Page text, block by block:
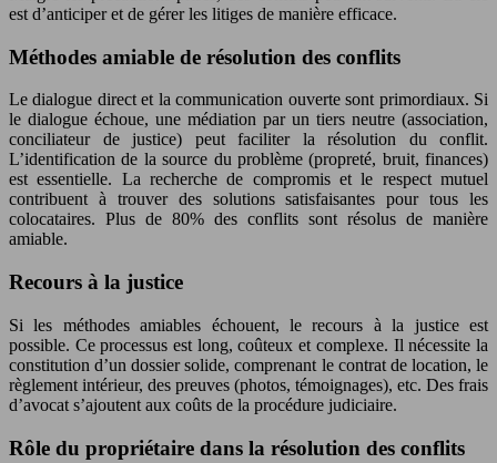
est d’anticiper et de gérer les litiges de manière efficace.
Méthodes amiable de résolution des conflits
Le dialogue direct et la communication ouverte sont primordiaux. Si
le dialogue échoue, une médiation par un tiers neutre (association,
conciliateur de justice) peut faciliter la résolution du conflit.
L’identification de la source du problème (propreté, bruit, finances)
est essentielle. La recherche de compromis et le respect mutuel
contribuent à trouver des solutions satisfaisantes pour tous les
colocataires. Plus de 80% des conflits sont résolus de manière
amiable.
Recours à la justice
Si les méthodes amiables échouent, le recours à la justice est
possible. Ce processus est long, coûteux et complexe. Il nécessite la
constitution d’un dossier solide, comprenant le contrat de location, le
règlement intérieur, des preuves (photos, témoignages), etc. Des frais
d’avocat s’ajoutent aux coûts de la procédure judiciaire.
Rôle du propriétaire dans la résolution des conflits